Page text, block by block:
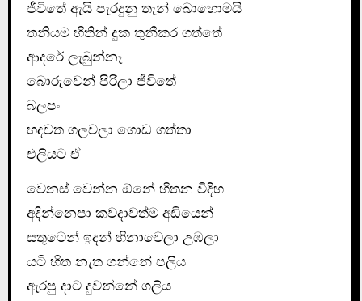
ජීවිතේ ඇයි පැරදුනු තැන් බොහොමයි
තනියම හිතින් දුක තුනීකර ගත්තේ
ආදරේ ලැබුන්නෑ
බොරුවෙන් පිරිලා ජීවිතේ
බලපං
හදවත ගලවලා ගොඩ ගත්තා
එලියට ඒ
වෙනස් වෙන්න ඕනේ හිතන විදිහ
අදින්නෙපා කවදාවත්ම අඩියෙන්
සතුටෙන් ඉදන් හිනාවෙලා උඹලා
යටි හිත නැත ගන්නේ පලිය
ඇරපු දාට දුවන්නේ ගලිය